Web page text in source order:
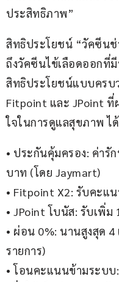
ประสิทธิภาพ”
สิทธิประโยชน์ “วัคซีนช่
ถึงวัคซีนไข้เลือดออกที่
สิทธิประโยชน์แบบครบ
Fitpoint และ JPoint
ใจในการดูแลสุขภาพ ไ
• ประกันคุ้มครอง: ค่ารั
บาท (โดย Jaymart)
• Fitpoint X2: รับคะแ
• JPoint โบนัส: รับเพิ่
• ผ่อน 0%: นานสูงสุด
รายการ)
• โอนคะแนนข้ามระบบ